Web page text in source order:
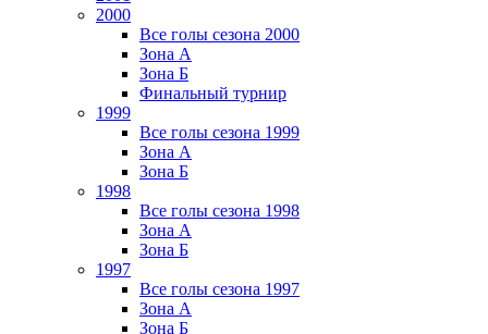
2000
Все голы сезона 2000
Зона А
Зона Б
Финальный турнир
1999
Все голы сезона 1999
Зона А
Зона Б
1998
Все голы сезона 1998
Зона А
Зона Б
1997
Все голы сезона 1997
Зона А
Зона Б